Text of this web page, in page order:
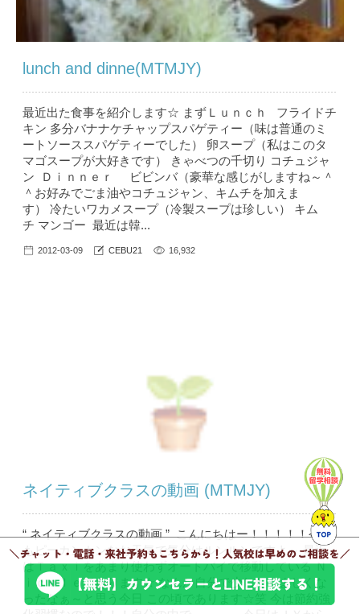
lunch and dinne(MTMJY)
最近出た食事を紹介します☆ まずＬｕｎｃｈ フライドチ
キン 多分バナナケチャップスパゲティー（味は普通のミ
ートソーススパゲティーでした） 卵スープ（私はこのタ
マゴスープが大好きです） きゃべつの千切り コチュジャ
ン Ｄｉｎｎｅｒ ビビンバ（豪華な感じがしますね～＾
＾お好みでごま油やコチュジャン、キムチを加えま
す） 冷たいワカメスープ（冷製スープは珍しい） キム
チ マンゴー 最近は韓...
2012-03-09 CEBU21 16,932
ネイティブクラスの動画 (MTMJY)
“ ネイティブクラスの動画 ” こんにちはー！！！！！今日
もピーカンカンなお天気で気分はルンルンですよ～ 最近
はＴａｘｉをあまり使わずオートバイで移動している Ｎ
ｉｃｏｌｅであります☆ なんか自分で少したくましくな
ったなぁ～と思う今日 この頃であります☆笑 今は節約強